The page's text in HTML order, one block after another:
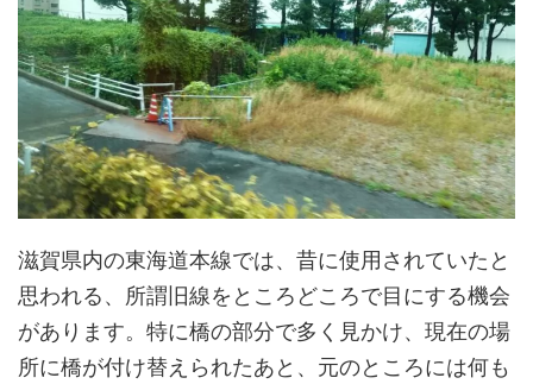
滋賀県内の東海道本線では、昔に使用されていたと
思われる、所謂旧線をところどころで目にする機会
があります。特に橋の部分で多く見かけ、現在の場
所に橋が付け替えられたあと、元のところには何も